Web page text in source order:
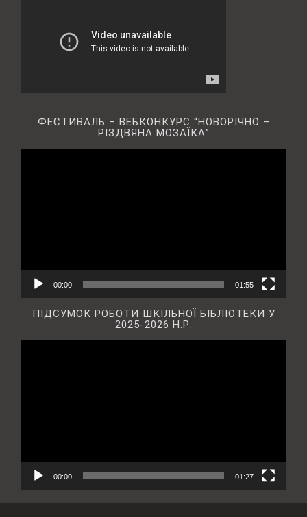
ФЕСТИВАЛЬ – ВЕБКОНКУРС “НОВОРІЧНО –
РІЗДВЯНА МОЗАЇКА”
00:00 01:55
ПІДСУМОК РОБОТИ ШКІЛЬНОЇ БІБЛІОТЕКИ У
2025-2026 Н.Р.
00:00 01:27